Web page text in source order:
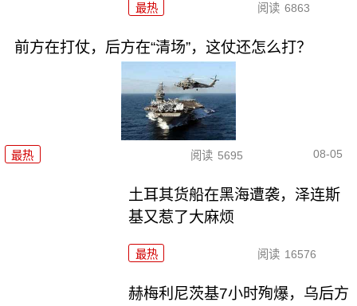
最热 阅读 6863
前方在打仗，后方在“清场”，这仗还怎么打？
最热 阅读 5695 08-05
土耳其货船在黑海遭袭，泽连斯
基又惹了大麻烦
最热 阅读 16576
赫梅利尼茨基7小时殉爆，乌后方